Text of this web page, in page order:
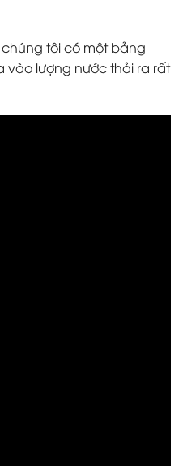
tôi có một bảng
vào lượng nước thải ra rất